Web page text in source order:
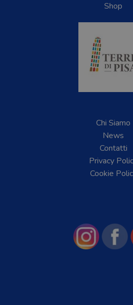
Shop
Chi Siamo
News
Contatti
Privacy
Cookie